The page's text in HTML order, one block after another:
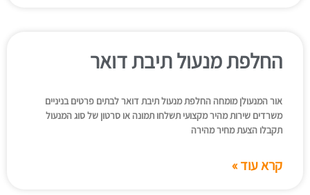
החלפת מנעול תיבת דואר
אור המנעולן מומחה החלפת מנעול תיבת דואר לבתים פרטים בניניים
משרדים שירות מהיר מקצועי תשלחו תמונה או סרטון של סוג המנעול
תקבלו הצעת מחיר מהירה
קרא עוד »